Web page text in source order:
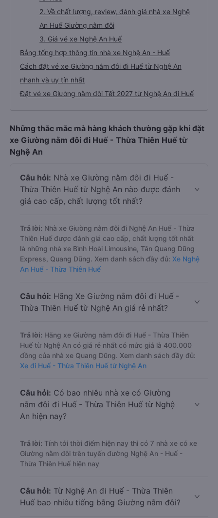
2. Về chất lượng, review, đánh giá nhà xe Nghệ
An Huế Giường nằm đôi
3. Giá vé xe Nghệ An Huế
Bảng tổng hợp thông tin nhà xe Nghệ An - Huế
Cách đặt vé xe Giường nằm đôi đi Huế từ Nghệ An
nhanh và uy tín nhất
Đặt vé xe Giường nằm đôi Tết 2027 từ Nghệ An đi Huế
Những thắc mắc mà hàng khách thường gặp khi đặt
xe Giường nằm đôi đi Huế - Thừa Thiên Huế từ
Nghệ An
Câu hỏi: Nhà xe Giường nằm đôi đi Huế -
Thừa Thiên Huế từ Nghệ An nào được đánh
giá cao cấp, chất lượng tốt nhất?
Trả lời: Nhà xe Giường nằm đôi đi Nghệ An Huế - Thừa
Thiên Huế được đánh giá cao cấp, chất lượng tốt nhất
là những nhà xe Bình Hoài Limousine, Tân Quang Dũng
Express, Quang Dũng. Xem danh sách đầy đủ: Xe Nghệ
An Huế - Thừa Thiên Huế
Câu hỏi: Hãng Xe Giường nằm đôi đi Huế -
Thừa Thiên Huế từ Nghệ An giá rẻ nhất?
Trả lời: Hãng xe Giường nằm đôi đi Huế - Thừa Thiên
Huế từ Nghệ An có giá rẻ nhất có mức giá là 400.000
đồng của nhà xe Quang Dũng. Xem danh sách đầy đủ:
Xe đi Huế - Thừa Thiên Huế từ Nghệ An
Câu hỏi: Có bao nhiêu nhà xe có Giường
nằm đôi đi Huế - Thừa Thiên Huế từ Nghệ
An hiện nay?
Trả lời: Tính tới thời điểm hiện nay thì có 7 nhà xe có xe
Giường nằm đôi trên tuyến đường Nghệ An - Huế -
Thừa Thiên Huế hiện nay
Câu hỏi: Từ Nghệ An đi Huế - Thừa Thiên
Huế bao nhiêu tiếng bằng Giường nằm đôi?